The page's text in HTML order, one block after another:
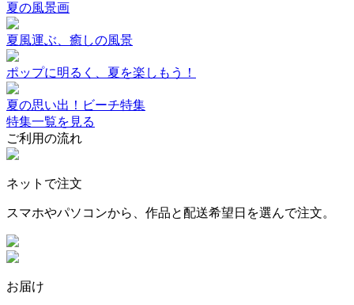
夏の風景画
夏風運ぶ、癒しの風景
ポップに明るく、夏を楽しもう！
夏の思い出！ビーチ特集
特集一覧を見る
ご利用の流れ
ネットで注文
スマホやパソコンから、作品と配送希望日を選んで注文。
お届け